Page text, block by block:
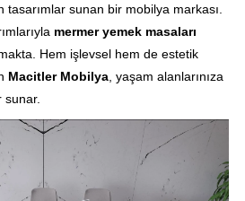
tasarımlar sunan bir mobilya markası.
mermer yemek masaları
Hem işlevsel hem de estetik
Macitler Mobilya, yaşam alanlarınıza